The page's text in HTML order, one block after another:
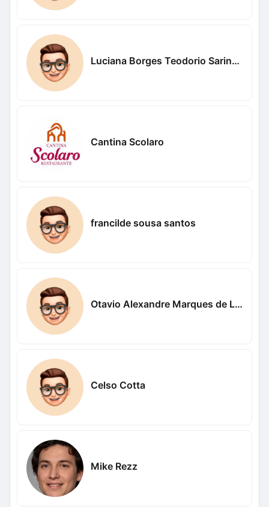
Luciana Borges Teodorio Sarinho
Cantina Scolaro
francilde sousa santos
Otavio Alexandre Marques de Lima
Celso Cotta
Mike Rezz